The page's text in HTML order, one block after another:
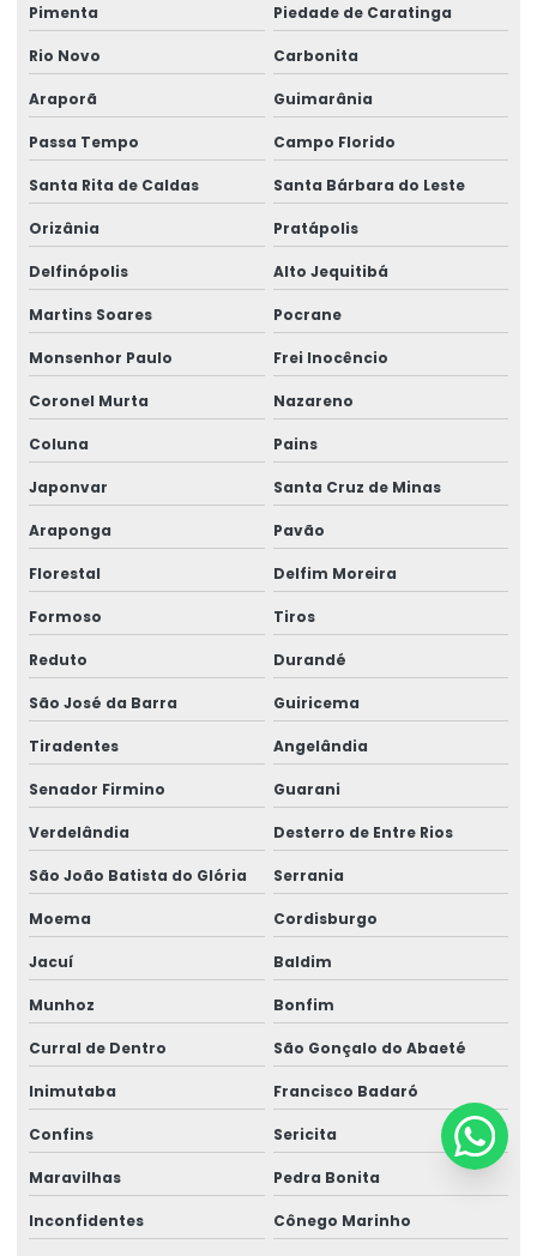
Pimenta Piedade de Caratinga
Rio Novo Carbonita
Araporã Guimarânia
Passa Tempo Campo Florido
Santa Rita de Caldas Santa Bárbara do Leste
Orizânia Pratápolis
Delfinópolis Alto Jequitibá
Martins Soares Pocrane
Monsenhor Paulo Frei Inocêncio
Coronel Murta Nazareno
Coluna Pains
Japonvar Santa Cruz de Minas
Araponga Pavão
Florestal Delfim Moreira
Formoso Tiros
Reduto Durandé
São José da Barra Guiricema
Tiradentes Angelândia
Senador Firmino Guarani
Verdelândia Desterro de Entre Rios
São João Batista do Glória Serrania
Moema Cordisburgo
Jacuí Baldim
Munhoz Bonfim
Curral de Dentro São Gonçalo do Abaeté
Inimutaba Francisco Badaró
Confins Sericita
Maravilhas Pedra Bonita
Inconfidentes Cônego Marinho